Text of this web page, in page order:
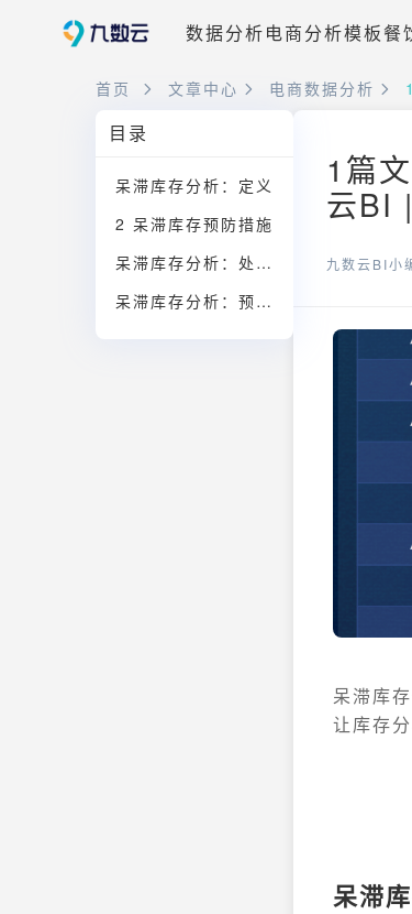
数据分析电商分析模板餐
首页 文章中心 电商数据分析
目录
呆滞库存分析：定义
2 呆滞库存预防措施
呆滞库存分析：处理方法
呆滞库存分析：预防方式
1篇
云BI
九数云BI小
呆滞库
让库存
呆滞